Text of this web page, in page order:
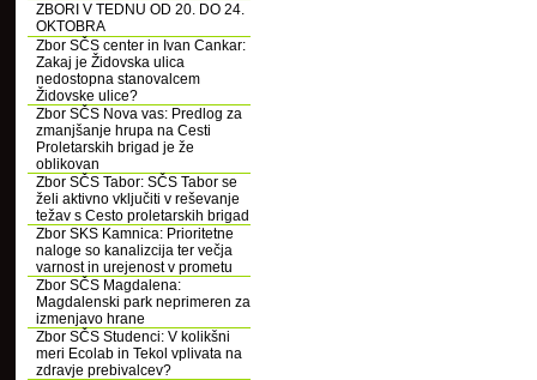
ZBORI V TEDNU OD 20. DO 24.
OKTOBRA
Zbor SČS center in Ivan Cankar:
Zakaj je Židovska ulica
nedostopna stanovalcem
Židovske ulice?
Zbor SČS Nova vas: Predlog za
zmanjšanje hrupa na Cesti
Proletarskih brigad je že
oblikovan
Zbor SČS Tabor: SČS Tabor se
želi aktivno vključiti v reševanje
težav s Cesto proletarskih brigad
Zbor SKS Kamnica: Prioritetne
naloge so kanalizcija ter večja
varnost in urejenost v prometu
Zbor SČS Magdalena:
Magdalenski park neprimeren za
izmenjavo hrane
Zbor SČS Studenci: V kolikšni
meri Ecolab in Tekol vplivata na
zdravje prebivalcev?